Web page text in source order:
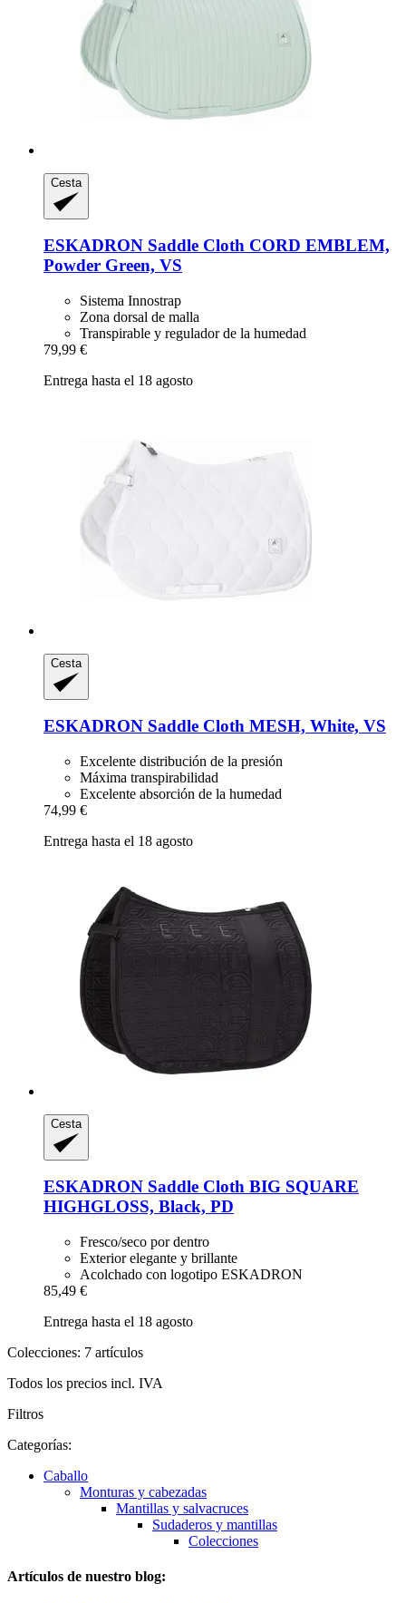
Cesta
ESKADRON Saddle Cloth CORD EMBLEM,
Powder Green, VS
Sistema Innostrap
Zona dorsal de malla
Transpirable y regulador de la humedad
79,99 €
Entrega hasta el 18 agosto
Cesta
ESKADRON Saddle Cloth MESH, White, VS
Excelente distribución de la presión
Máxima transpirabilidad
Excelente absorción de la humedad
74,99 €
Entrega hasta el 18 agosto
Cesta
ESKADRON Saddle Cloth BIG SQUARE
HIGHGLOSS, Black, PD
Fresco/seco por dentro
Exterior elegante y brillante
Acolchado con logotipo ESKADRON
85,49 €
Entrega hasta el 18 agosto
Colecciones: 7 artículos
Todos los precios incl. IVA
Filtros
Categorías:
Caballo
Monturas y cabezadas
Mantillas y salvacruces
Sudaderos y mantillas
Colecciones
Artículos de nuestro blog: